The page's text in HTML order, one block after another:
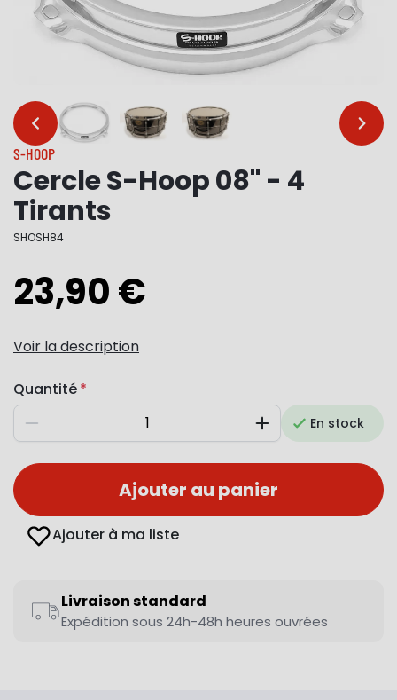
… …
S-HOOP
Cercle S-Hoop 08" - 4
Tirants
SHOSH84
23,90 €
Voir la description
Quantité
Diminuer AugmenterEn stock
Ajouter au panier
Ajouter à ma liste
Livraison standard
Expédition sous 24h-48h heures ouvrées